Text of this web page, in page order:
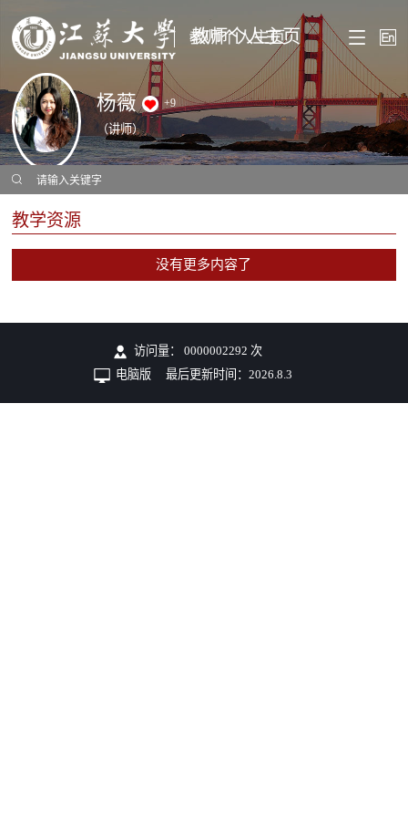
教师个人主页
杨薇 +9
（讲师）
教学资源
没有更多内容了
访问量： 0000002292 次
电脑版
最后更新时间：2026 .8 .3